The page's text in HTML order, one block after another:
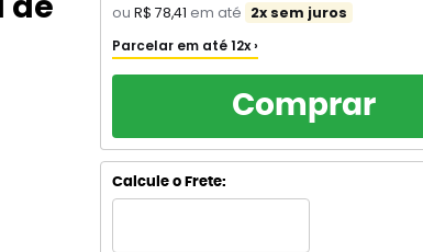
ouR$ 78,41 em até 2x sem juros
Parcelar em até 12x ›
2xde R$ 39,20
Comprar
Calcule o Frete: